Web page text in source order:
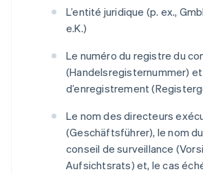
L’entité juridique (p. ex.,
e.K.)
Le numéro du registre du
(Handelsregisternummer)
d’enregistrement (
Le nom des directeurs
(Geschäftsführer), le nom
conseil de surveillance (
Aufsichtsrats) et, le cas